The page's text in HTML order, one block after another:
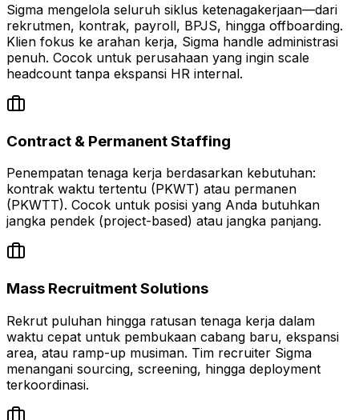
Sigma mengelola seluruh siklus ketenagakerjaan—dari
rekrutmen, kontrak, payroll, BPJS, hingga offboarding.
Klien fokus ke arahan kerja, Sigma handle administrasi
penuh. Cocok untuk perusahaan yang ingin scale
headcount tanpa ekspansi HR internal.
Contract & Permanent Staffing
Penempatan tenaga kerja berdasarkan kebutuhan:
kontrak waktu tertentu (PKWT) atau permanen
(PKWTT). Cocok untuk posisi yang Anda butuhkan
jangka pendek (project-based) atau jangka panjang.
Mass Recruitment Solutions
Rekrut puluhan hingga ratusan tenaga kerja dalam
waktu cepat untuk pembukaan cabang baru, ekspansi
area, atau ramp-up musiman. Tim recruiter Sigma
menangani sourcing, screening, hingga deployment
terkoordinasi.